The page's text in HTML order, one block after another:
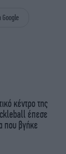
Google
κέντρο της
έπεσε
που βγήκε